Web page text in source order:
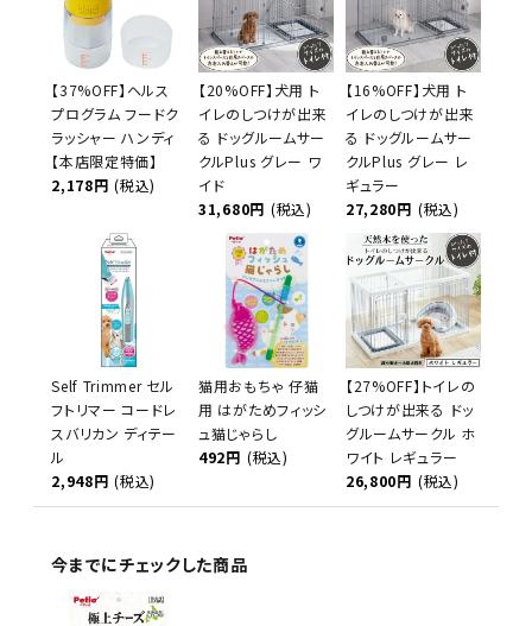
【37%OFF】ヘルス
プログラム フードク
ラッシャー ハンディ
【本店限定特価】
2,178円 (税込)
【20%OFF】犬用 ト
イレのしつけが出来
る ドッグルームサー
クルPlus グレー ワ
イド
31,680円 (税込)
【16%OFF】犬用 ト
イレのしつけが出来
る ドッグルームサー
クルPlus グレー レ
ギュラー
27,280円 (税込)
Self Trimmer セル
フトリマー コードレ
スバリカン ディテー
ル
2,948円 (税込)
猫用おもちゃ 仔猫
用 はがためフィッシ
ュ猫じゃらし
492円 (税込)
【27%OFF】トイレの
しつけが出来る ドッ
グルームサークル ホ
ワイト レギュラー
26,800円 (税込)
今までにチェックした商品